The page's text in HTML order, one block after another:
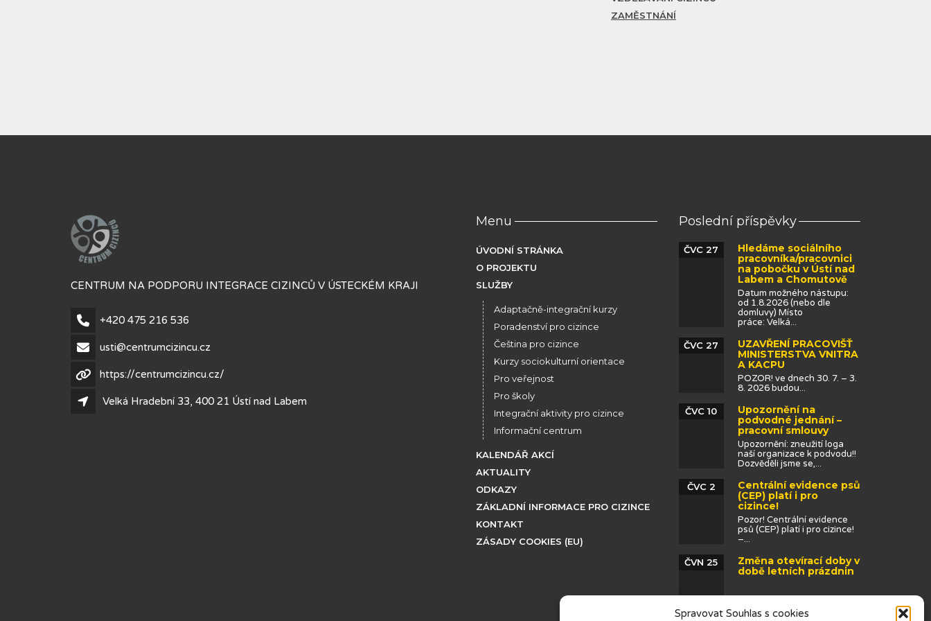
Spravovat Souhlas s cookies
ZAMĚSTNÁNÍ
CENTRUM NA PODPORU INTEGRACE CIZINCŮ V ÚSTECKÉM KRAJI
+420 475 216 536
usti@centrumcizincu.cz
https://centrumcizincu.cz/
Velká Hradební 33, 400 21 Ústí nad Labem
Menu
ÚVODNÍ STRÁNKA
O PROJEKTU
SLUŽBY
Adaptačně-integrační kurzy
Poradenství pro cizince
Čeština pro cizince
Kurzy sociokulturní orientace
Pro veřejnost
Pro školy
Integrační aktivity pro cizince
Informační centrum
KALENDÁŘ AKCÍ
AKTUALITY
ODKAZY
ZÁKLADNÍ INFORMACE PRO CIZINCE
KONTAKT
ZÁSADY COOKIES (EU)
Poslední příspěvky
Hledáme sociálního
pracovníka/pracovnici
na pobočku v Ústí nad
Labem a Chomutově
ČVC 27
Datum možného nástupu:
od 1.8.2026 (nebo dle
domluvy) Místo
práce: Velká...
UZAVŘENÍ PRACOVIŠŤ
MINISTERSTVA VNITRA
A KACPU
ČVC 27
POZOR! ve dnech 30. 7. – 3.
8. 2026 budou...
Upozornění na
podvodné jednání –
pracovní smlouvy
ČVC 10
Upozornění: zneužití loga
naší organizace k podvodu!!
Dozvěděli jsme se,...
Centrální evidence psů
(CEP) platí i pro
cizince!
ČVC 2
Pozor! Centrální evidence
psů (CEP) platí i pro cizince!
–...
Změna otevírací doby v
době letních prázdnin
ČVN 25